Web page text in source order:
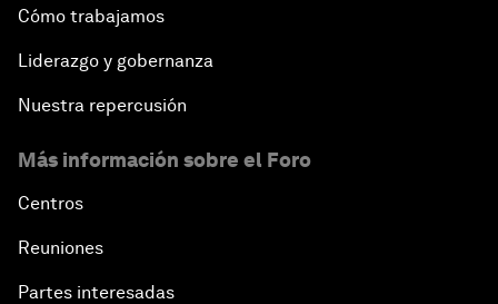
Cómo trabajamos
Liderazgo y gobernanza
Nuestra repercusión
Más información sobre el Foro
Centros
Reuniones
Partes interesadas